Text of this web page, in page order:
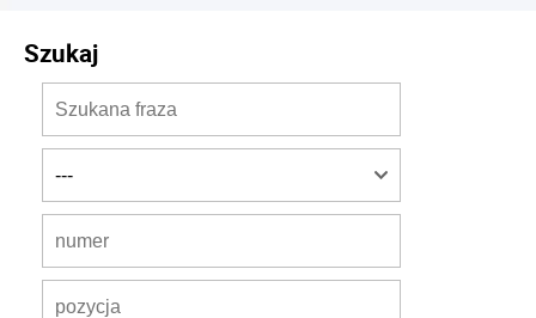
Szukaj